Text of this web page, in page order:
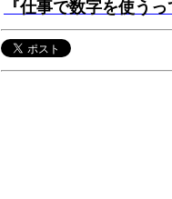
『仕事で数字を使う